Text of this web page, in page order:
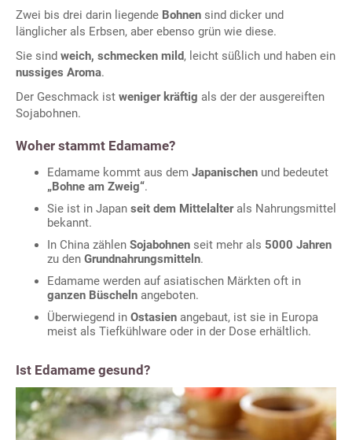
Zwei bis drei darin liegende Bohnen sind dicker und
länglicher als Erbsen, aber ebenso grün wie diese.
Sie sind weich, schmecken mild, leicht süßlich und haben ein
nussiges Aroma.
Der Geschmack ist weniger kräftig als der der ausgereiften
Sojabohnen.
Woher stammt Edamame?
Edamame kommt aus dem Japanischen und bedeutet
„Bohne am Zweig“.
Sie ist in Japan seit dem Mittelalterals Nahrungsmittel
bekannt.
In China zählen Sojabohnen seit mehr als 5000 Jahren
zu den Grundnahrungsmitteln.
Edamame werden auf asiatischen Märkten oft in
ganzen Büscheln angeboten.
Überwiegend in Ostasien angebaut, ist sie in Europa
meist als Tiefkühlware oder in der Dose erhältlich.
Ist Edamame gesund?